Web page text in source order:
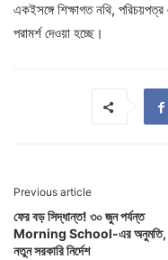
একইসঙ্গে শিক্ষাগত নথি,
পরামর্শ দেওয়া হচ্ছে।
Previous article
ফের বড় সিদ্ধান্ত! ৩০ জুন পর্যন্ত
Morning School-এর অনুমতি,
নতুন সরকারি নির্দেশ